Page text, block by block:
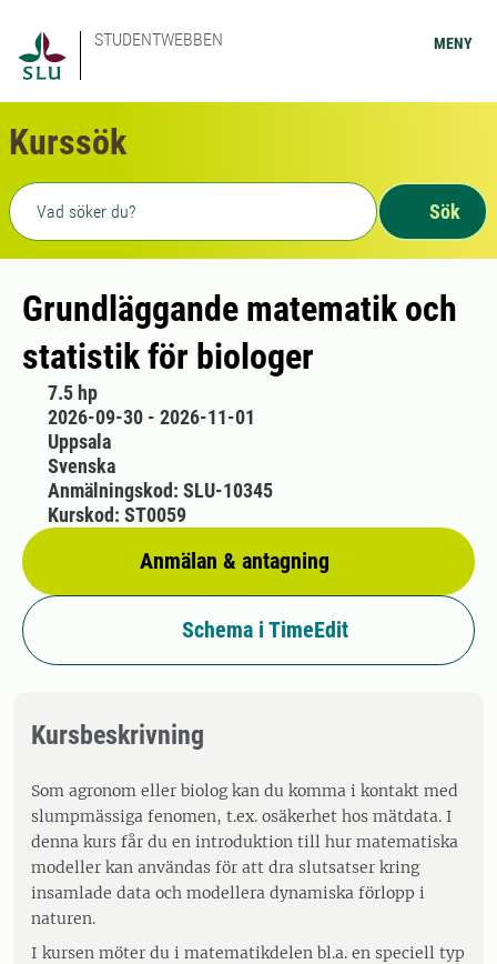
STUDENTWEBBEN MENY
Kurssök
Fritext sökning
Sök
Grundläggande matematik och
statistik för biologer
7.5 hp
2026-09-30 - 2026-11-01
Uppsala
Svenska
Anmälan & antagning
Anmälningskod: SLU-10345
Kurskod: ST0059
Schema i TimeEdit
Kursbeskrivning
Som agronom eller biolog kan du komma i kontakt med
slumpmässiga fenomen, t.ex. osäkerhet hos mätdata. I
denna kurs får du en introduktion till hur matematiska
modeller kan användas för att dra slutsatser kring
insamlade data och modellera dynamiska förlopp i
naturen.
I kursen möter du i matematikdelen bl.a. en speciell typ